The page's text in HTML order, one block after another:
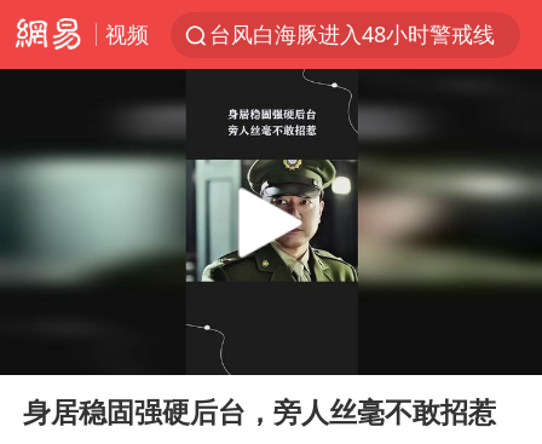
视频
台风白海豚进入48小时警戒线
台风白海豚影响中国已成定局
佛得角门将亮相智利俱乐部主场
U17国足1分钟轰2球
五粮液渠道价一箱上涨近百元
宇树科技王兴兴身家有望超200亿元
Play
身居稳固强硬后台，旁人丝毫不敢招惹